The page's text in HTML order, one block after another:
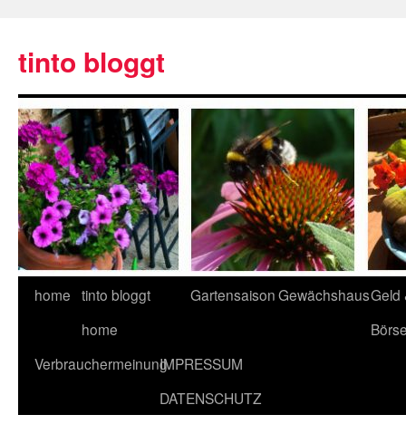
tinto bloggt
home tinto bloggt
home
GartensaisonGewächshausGeld
VerbrauchermeinungIMPRESSUM
DATENSCHUTZ